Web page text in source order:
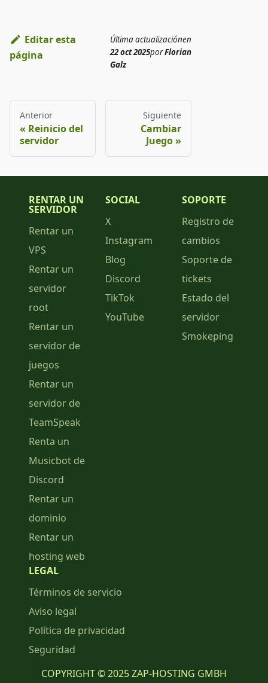
Editar esta
página
Última actualizaciónen
22 oct 2025porFlorian
Galz
Anterior
Reinicio del
servidor
Siguiente
Cambiar
Juego
RENTAR UN
SERVIDOR
Rentar un
VPS
Rentar un
servidor
root
Rentar un
servidor de
juegos
Rentar un
servidor de
TeamSpeak
Renta un
Musicbot de
Discord
Rentar un
dominio
Rentar un
hosting web
SOCIAL
X
Instagram
Blog
Discord
TikTok
YouTube
SOPORTE
Registro de
cambios
Soporte de
tickets
Estado del
servidor
Smokeping
LEGAL
Términos de servicio
Aviso legal
Política de privacidad
Seguridad
COPYRIGHT © 2025 ZAP-HOSTING GMBH